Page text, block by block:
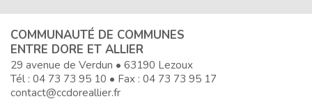
COMMUNAUTÉ DE COMMUNES
ENTRE DORE ET ALLIER
29 avenue de Verdun • 63190 Lezoux
Tél : 04 73 73 95 10 • Fax : 04 73 73 95 17
contact@ccdoreallier.fr